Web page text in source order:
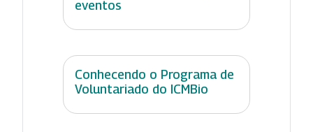
eventos
Conhecendo o Programa de
Voluntariado do ICMBio